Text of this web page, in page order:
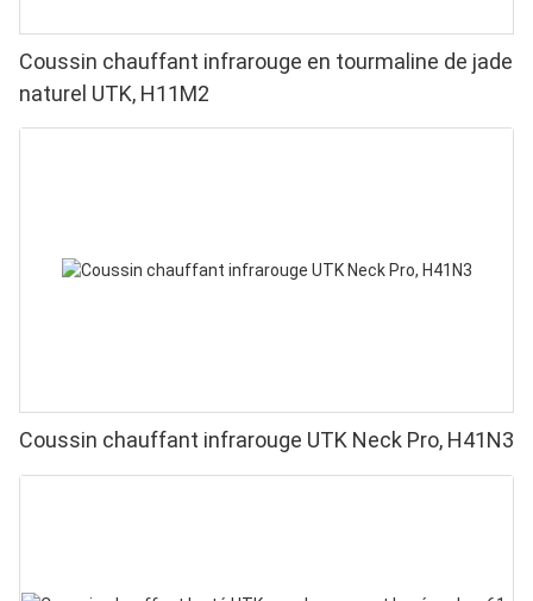
Coussin chauffant infrarouge en tourmaline de jade
naturel UTK, H11M2
Coussin chauffant infrarouge UTK Neck Pro, H41N3